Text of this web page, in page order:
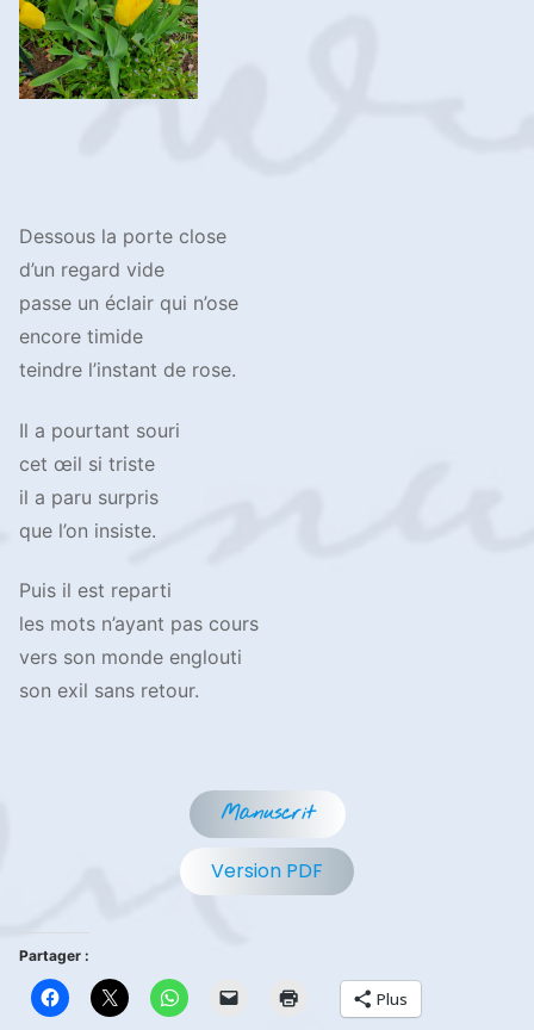
Dessous la porte close
d’un regard vide
passe un éclair qui n’ose
encore timide
teindre l’instant de rose.
Il a pourtant souri
cet œil si triste
il a paru surpris
que l’on insiste.
Puis il est reparti
les mots n’ayant pas cours
vers son monde englouti
son exil sans retour.
Manuscrit
Version PDF
Partager :
Plus